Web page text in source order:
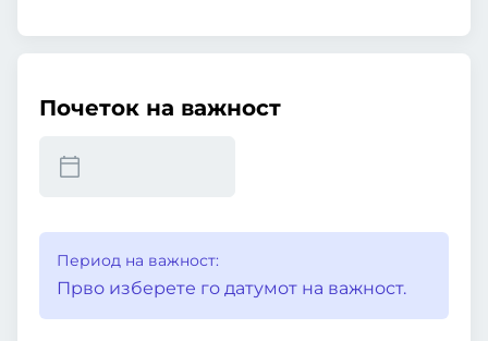
Почеток на важност
Период на важност:
Прво изберете го датумот на важност.